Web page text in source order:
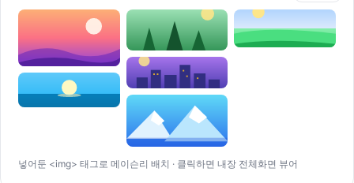
넣어둔 <img> 태그로 메이슨리 배치 · 클릭하면 내장 전체화면 뷰어